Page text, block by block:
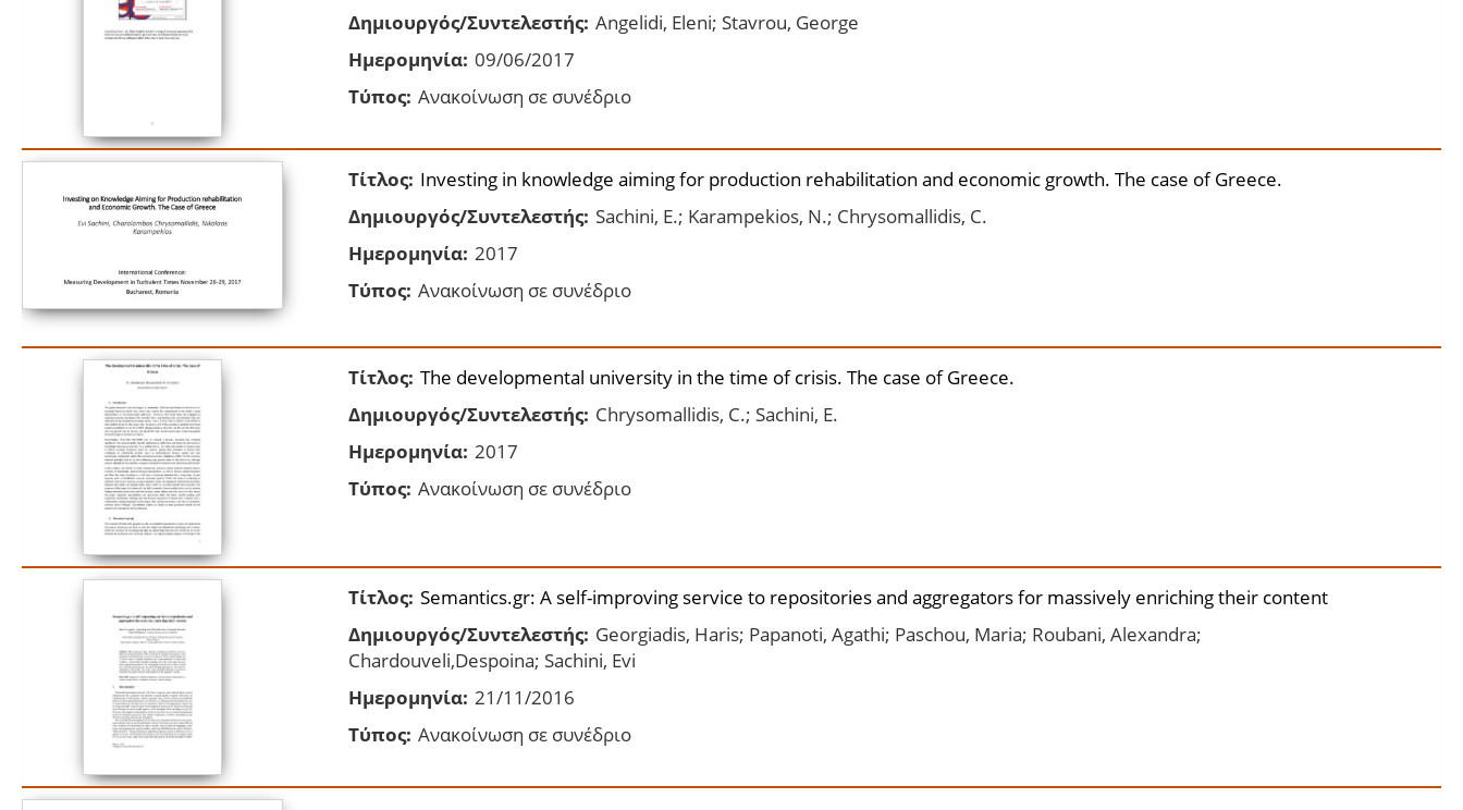
Δημιουργός/Συντελεστής: Angelidi, Eleni; Stavrou, George
Ημερομηνία: 09/06/2017
Τύπος: Ανακοίνωση σε συνέδριο
Τίτλος: Investing in knowledge aiming for production rehabilitation and economic growth. The case of Greece.
Δημιουργός/Συντελεστής: Sachini, E.; Karampekios, N.; Chrysomallidis, C.
Ημερομηνία: 2017
Τύπος: Ανακοίνωση σε συνέδριο
Τίτλος: The developmental university in the time of crisis. The case of Greece.
Δημιουργός/Συντελεστής: Chrysomallidis, C.; Sachini, E.
Ημερομηνία: 2017
Τύπος: Ανακοίνωση σε συνέδριο
Τίτλος: Semantics.gr: A self-improving service to repositories and aggregators for massively enriching their content
Δημιουργός/Συντελεστής: Georgiadis, Haris; Papanoti, Agathi; Paschou, Maria; Roubani, Alexandra;
Chardouveli,Despoina; Sachini, Evi
Ημερομηνία: 21/11/2016
Τύπος: Ανακοίνωση σε συνέδριο